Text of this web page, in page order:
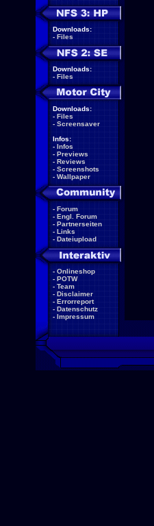
Downloads:
- Files
Downloads:
- Files
Downloads:
- Files
- Screensaver
Infos:
- Infos
- Previews
- Reviews
- Screenshots
- Wallpaper
- Forum
- Engl. Forum
- Partnerseiten
- Links
- Dateiupload
- Onlineshop
- POTW
- Team
- Disclaimer
- Errorreport
- Datenschutz
- Impressum